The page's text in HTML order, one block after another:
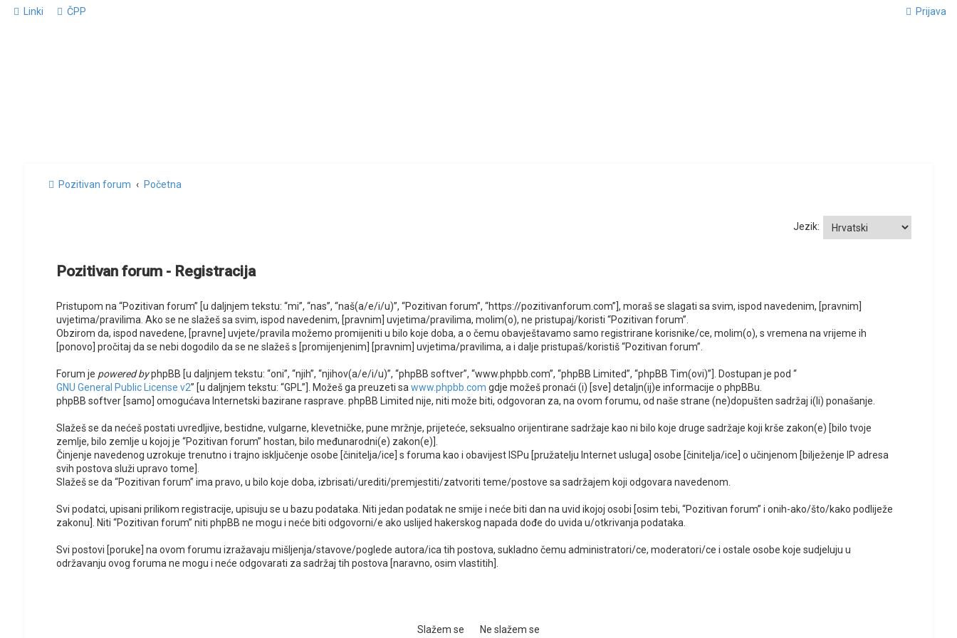
Linki ČPP Prijava
Pozitivan forum Početna
Jezik:
Pozitivan forum - Registracija
Pristupom na “Pozitivan forum” [u daljnjem tekstu: “mi”, “nas”, “naš(a/e/i/u)”, “Pozitivan forum”, “https://pozitivanforum.com”], moraš se slagati sa svim, ispod navedenim, [pravnim]
uvjetima/pravilima. Ako se ne slažeš sa svim, ispod navedenim, [pravnim] uvjetima/pravilima, molim(o), ne pristupaj/koristi “Pozitivan forum”.
Obzirom da, ispod navedene, [pravne] uvjete/pravila možemo promijeniti u bilo koje doba, a o čemu obavještavamo samo registrirane korisnike/ce, molim(o), s vremena na vrijeme ih
[ponovo] pročitaj da se nebi dogodilo da se ne slažeš s [promijenjenim] [pravnim] uvjetima/pravilima, a i dalje pristupaš/koristiš “Pozitivan forum”.
Forum je powered byphpBB [u daljnjem tekstu: “oni”, “njih”, “njihov(a/e/i/u)”, “phpBB softver”, “www.phpbb.com”, “phpBB Limited”, “phpBB Tim(ovi)”]. Dostupan je pod “
GNU General Public License v2” [u daljnjem tekstu: “GPL”]. Možeš ga preuzeti sa www.phpbb.com gdje možeš pronaći (i) [sve] detaljn(ij)e informacije o phpBBu.
phpBB softver [samo] omogućava Internetski bazirane rasprave. phpBB Limited nije, niti može biti, odgovoran za, na ovom forumu, od naše strane (ne)dopušten sadržaj i(li) ponašanje.
Slažeš se da nećeš postati uvredljive, bestidne, vulgarne, klevetničke, pune mržnje, prijeteće, seksualno orijentirane sadržaje kao ni bilo koje druge sadržaje koji krše zakon(e) [bilo tvoje
zemlje, bilo zemlje u kojoj je “Pozitivan forum” hostan, bilo međunarodni(e) zakon(e)].
Činjenje navedenog uzrokuje trenutno i trajno isključenje osobe [činitelja/ice] s foruma kao i obavijest ISPu [pružatelju Internet usluga] osobe [činitelja/ice] o učinjenom [bilježenje IP adresa
svih postova služi upravo tome].
Slažeš se da “Pozitivan forum” ima pravo, u bilo koje doba, izbrisati/urediti/premjestiti/zatvoriti teme/postove sa sadržajem koji odgovara navedenom.
Svi podatci, upisani prilikom registracije, upisuju se u bazu podataka. Niti jedan podatak ne smije i neće biti dan na uvid ikojoj osobi [osim tebi, “Pozitivan forum” i onih-ako/što/kako podliježe
zakonu]. Niti “Pozitivan forum” niti phpBB ne mogu i neće biti odgovorni/e ako uslijed hakerskog napada dođe do uvida u/otkrivanja podataka.
Svi postovi [poruke] na ovom forumu izražavaju mišljenja/stavove/poglede autora/ica tih postova, sukladno čemu administratori/ce, moderatori/ce i ostale osobe koje sudjeluju u
održavanju ovog foruma ne mogu i neće odgovarati za sadržaj tih postova [naravno, osim vlastitih].